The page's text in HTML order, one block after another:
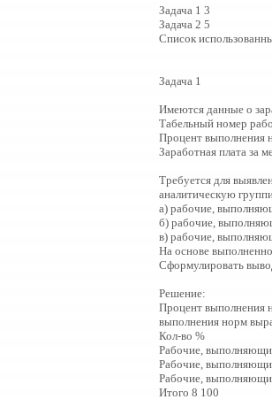
Задача 1 3
Задача 2 5
Список
Задача 1
Имеются данные о
Табельный номер
Процент выполнения
Заработная плата за
Требуется для
аналитическую
а) рабочие,
б) рабочие,
в) рабочие,
На основе
Сформулировать
Решение:
Процент выполнения
выполнения норм
Кол-во %
Рабочие,
Рабочие,
Рабочие,
Итого 8 100